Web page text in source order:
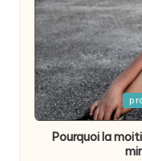
Posted
in
Pourquoi la